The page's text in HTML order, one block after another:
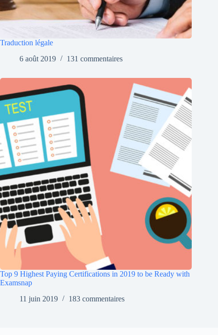
Traduction légale
6 août 2019
131 commentaires
Top 9 Highest Paying Certifications in 2019 to be Ready with
Examsnap
11 juin 2019
183 commentaires